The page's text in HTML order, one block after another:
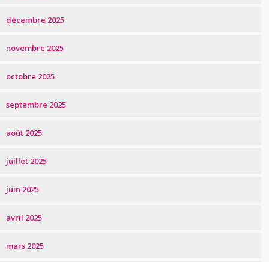
décembre 2025
novembre 2025
octobre 2025
septembre 2025
août 2025
juillet 2025
juin 2025
avril 2025
mars 2025